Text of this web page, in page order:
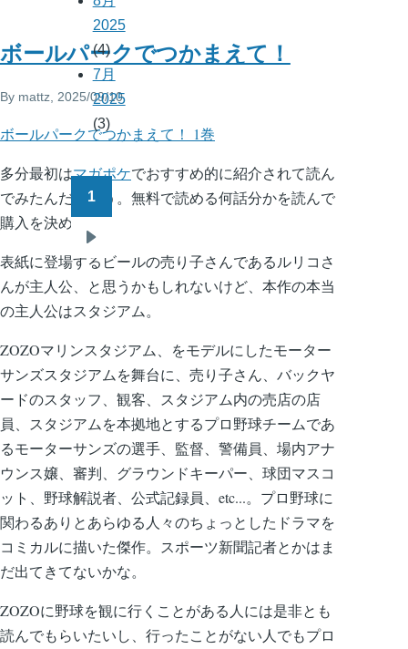
ボールパークでつかまえて！
By mattz , 2025/09/10
ボールパークでつかまえて！ 1巻
多分最初はマガポケでおすすめ的に紹介されて読ん
でみたんだと思う。無料で読める何話分かを読んで
購入を決めた。
表紙に登場するビールの売り子さんであるルリコさ
んが主人公、と思うかもしれないけど、本作の本当
の主人公はスタジアム。
ZOZOマリンスタジアム、をモデルにしたモーター
サンズスタジアムを舞台に、売り子さん、バックヤ
ードのスタッフ、観客、スタジアム内の売店の店
員、スタジアムを本拠地とするプロ野球チームであ
るモーターサンズの選手、監督、警備員、場内アナ
ウンス嬢、審判、グラウンドキーパー、球団マスコ
ット、野球解説者、公式記録員、etc...。プロ野球に
関わるありとあらゆる人々のちょっとしたドラマを
コミカルに描いた傑作。スポーツ新聞記者とかはま
だ出てきてないかな。
ZOZOに野球を観に行くことがある人には是非とも
読んでもらいたいし、行ったことがない人でもプロ
2025
(4)
7月
2025
(3)
ペ
ー
ジ
り
1
ペ
ー
ジ